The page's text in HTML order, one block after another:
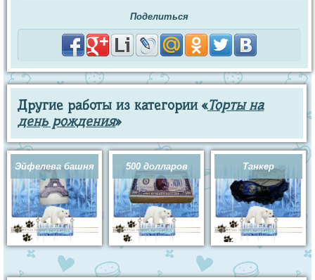
Поделиться
Другие работы из категории «Торты на
день рождения»
Эйфелева башня 500 долларов Танкер